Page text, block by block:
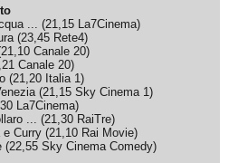
... (21,15 La7Cinema)
(23,45 Rete4)
21,10 Canale 20)
Canale 20)
(21,20 Italia 1)
(21,15 Sky Cinema 1)
La7Cinema)
... (21,30 RaiTre)
e Curry (21,10 Rai Movie)
(22,55 Sky Cinema Comedy)